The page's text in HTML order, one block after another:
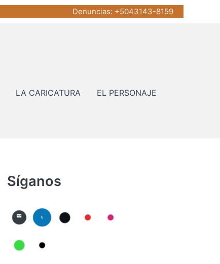
Denuncias: +5043143-8159
LA CARICATURA EL PERSONAJE
Síganos